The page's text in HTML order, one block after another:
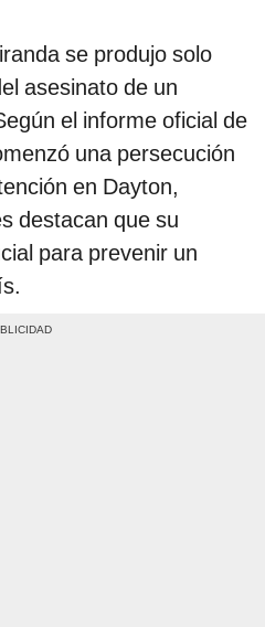
se produjo solo
asesinato de un
el informe oficial de
una persecución
en Dayton,
destacan que su
para prevenir un